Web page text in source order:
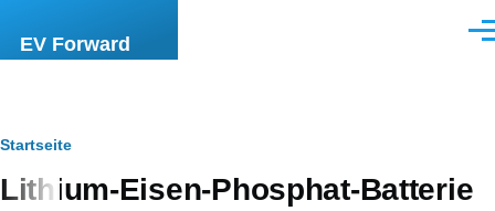
EV Forward
Pfadnavigation
Startseite
Lithium-Eisen-Phosphat-Batterie